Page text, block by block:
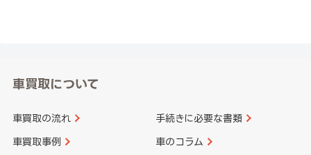
車買取について
車買取の流れ 手続きに必要な書類
車買取事例 車のコラム